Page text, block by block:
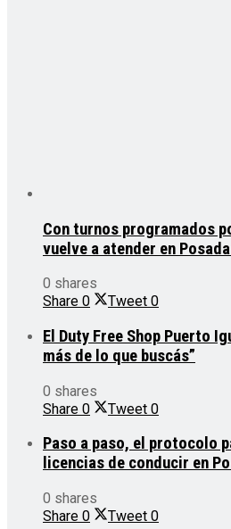
Con turnos programados
vuelve a atender en
0 shares
Share 0 Tweet 0
El Duty Free Shop Puerto
más de lo que buscás”
0 shares
Share 0 Tweet 0
Paso a paso, el protocolo
licencias de conducir en
0 shares
Share 0 Tweet 0